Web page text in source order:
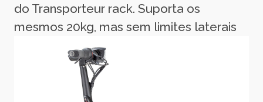
do Transporteur rack. Suporta os
mesmos 20kg, mas sem limites laterais